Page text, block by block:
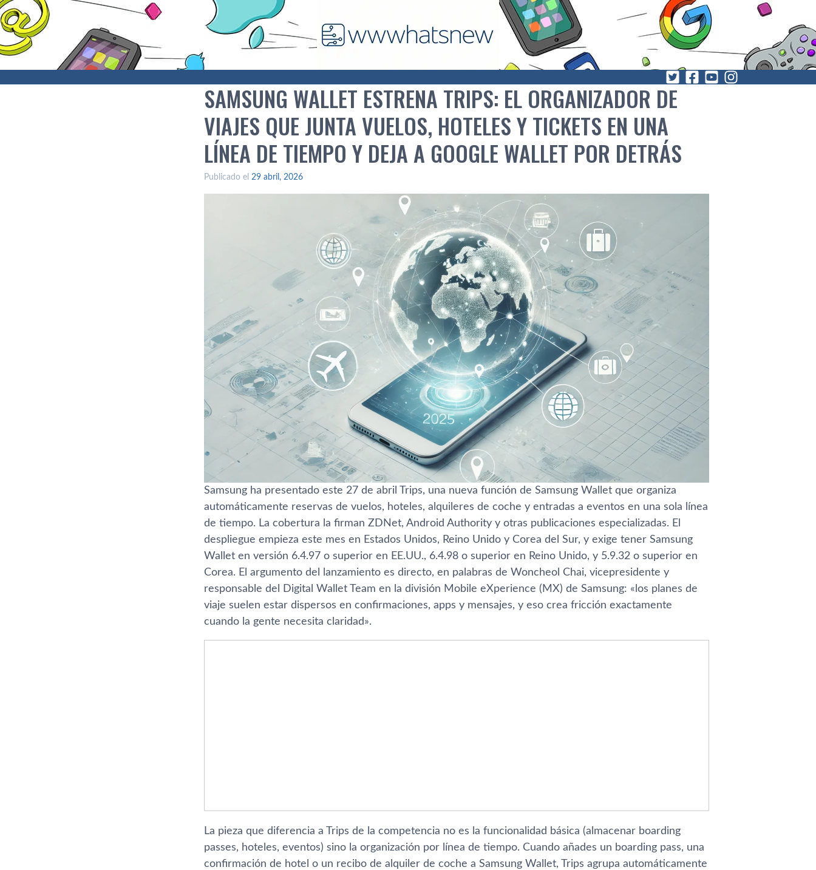
SAMSUNG WALLET ESTRENA TRIPS: EL ORGANIZADOR DE
VIAJES QUE JUNTA VUELOS, HOTELES Y TICKETS EN UNA
LÍNEA DE TIEMPO Y DEJA A GOOGLE WALLET POR DETRÁS
Publicado el 29 abril, 2026
Samsung ha presentado este 27 de abril Trips, una nueva función de Samsung Wallet que organiza
automáticamente reservas de vuelos, hoteles, alquileres de coche y entradas a eventos en una sola línea
de tiempo. La cobertura la firman ZDNet, Android Authority y otras publicaciones especializadas. El
despliegue empieza este mes en Estados Unidos, Reino Unido y Corea del Sur, y exige tener Samsung
Wallet en versión 6.4.97 o superior en EE.UU., 6.4.98 o superior en Reino Unido, y 5.9.32 o superior en
Corea. El argumento del lanzamiento es directo, en palabras de Woncheol Chai, vicepresidente y
responsable del Digital Wallet Team en la división Mobile eXperience (MX) de Samsung: «los planes de
viaje suelen estar dispersos en confirmaciones, apps y mensajes, y eso crea fricción exactamente
cuando la gente necesita claridad».
La pieza que diferencia a Trips de la competencia no es la funcionalidad básica (almacenar boarding
passes, hoteles, eventos) sino la organización por línea de tiempo. Cuando añades un boarding pass, una
confirmación de hotel o un recibo de alquiler de coche a Samsung Wallet, Trips agrupa automáticamente